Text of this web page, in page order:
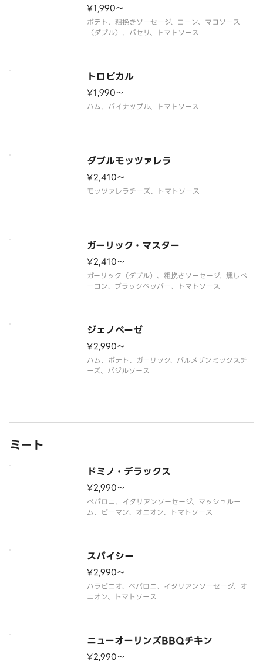
¥1,990〜
ポテト、粗挽きソーセージ、コーン、マヨソース
（ダブル）、パセリ、トマトソース
トロピカル
¥1,990〜
ハム、パイナップル、トマトソース
ダブルモッツァレラ
¥2,410〜
モッツァレラチーズ、トマトソース
ガーリック・マスター
¥2,410〜
ガーリック（ダブル）、粗挽きソーセージ、燻しベ
ーコン、ブラックペッパー、トマトソース
ジェノベーゼ
¥2,990〜
ハム、ポテト、ガーリック、パルメザンミックスチ
ーズ、バジルソース
ミート
ドミノ・デラックス
¥2,990〜
ペパロニ、イタリアンソーセージ、マッシュルー
ム、ピーマン、オニオン、トマトソース
スパイシー
¥2,990〜
ハラピニオ、ペパロニ、イタリアンソーセージ、オ
ニオン、トマトソース
ニューオーリンズBBQチキン
¥2,990〜